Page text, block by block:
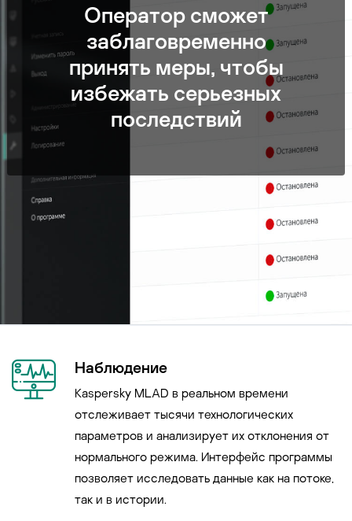
Оператор сможет
заблаговременно
принять меры, чтобы
избежать серьезных
последствий
Наблюдение
Kaspersky MLAD в реальном времени
отслеживает тысячи технологических
параметров и анализирует их отклонения от
нормального режима. Интерфейс программы
позволяет исследовать данные как на потоке,
так и в истории.